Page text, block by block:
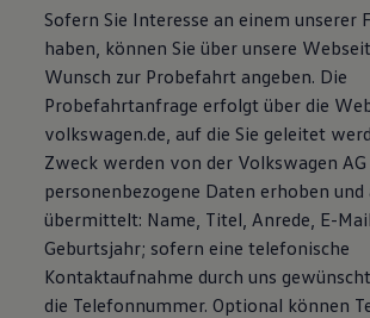
Bulli Magazin
Fahrzeugabholung ab Werk
Uptime
Sofern Sie Interesse an einem unserer
haben, können Sie über unsere
Wunsch zur Probefahrt angeben. Die
Probefahrtanfrage erfolgt über die
volkswagen.de, auf die Sie geleitet
Zweck werden von der Volkswagen
personenbezogene Daten erhoben und
übermittelt: Name, Titel, Anrede, E-
Geburtsjahr; sofern eine telefonische
Kontaktaufnahme durch uns
die Telefonnummer. Optional können